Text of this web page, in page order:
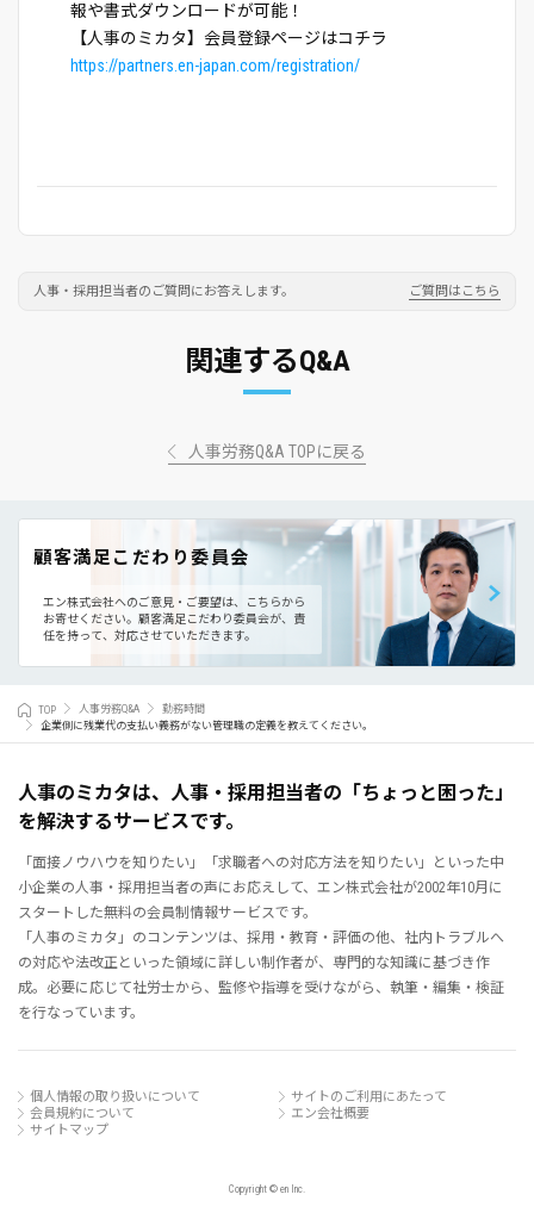
報や書式ダウンロードが可能！
【人事のミカタ】会員登録ページはコチラ
https://partners.en-japan.com/registration/
人事・採用担当者のご質問にお答えします。 ご質問はこちら
関連するQ&A
人事労務Q&A TOPに戻る
顧客満足こだわり委員会
エン株式会社へのご意見・ご要望は、こちらから
お寄せください。 顧客満足こだわり委員会が、責
任を持って、対応させていただきます。
TOP 人事労務Q&A
勤務時間
企業側に残業代の支払い義務がない管理職の定義を教えてください。
人事のミカタは、人事・採用担当者の「ちょっと困った」
を解決するサービスです。
「面接ノウハウを知りたい」「求職者への対応方法を知りたい」といった中
小企業の人事・採用担当者の声にお応えして、エン株式会社が2002年10月に
スタートした無料の会員制情報サービスです。
「人事のミカタ」のコンテンツは、採用・教育・評価の他、社内トラブルへ
の対応や法改正といった領域に詳しい制作者が、専門的な知識に基づき作
成。必要に応じて社労士から、監修や指導を受けながら、執筆・編集・検証
を行なっています。
個人情報の取り扱いについて
サイトのご利用にあたって
会員規約について
エン会社概要
サイトマップ
Copyright © en Inc.